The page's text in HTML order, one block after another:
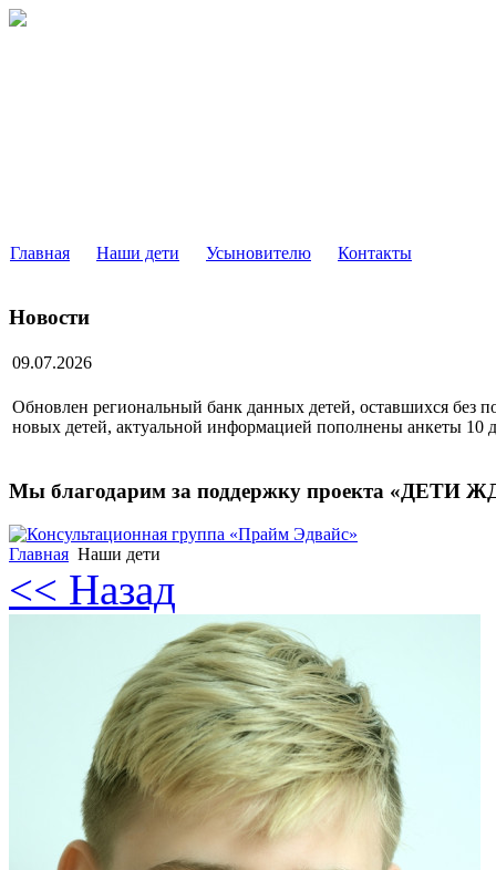
Главная Наши дети Усыновителю Контакты
Новости
09.07.2026
Обновлен региональный банк данных детей, оставшихся без
новых детей, актуальной информацией пополнены анкеты
Мы благодарим за поддержку проекта «ДЕТИ
Главная Наши дети
<< Назад